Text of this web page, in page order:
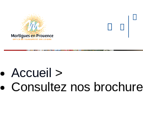
Accueil >
Consultez nos